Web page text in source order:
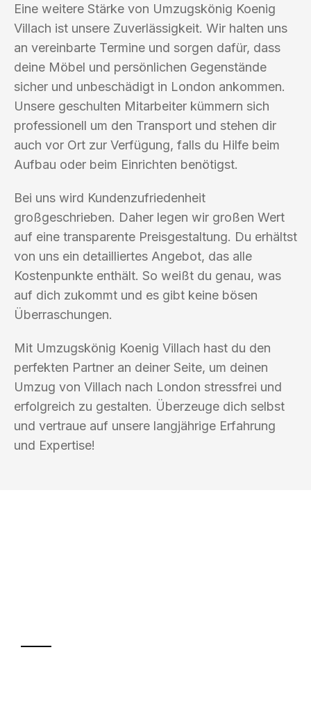
Eine weitere Stärke von Umzugskönig Koenig
Villach ist unsere Zuverlässigkeit. Wir halten uns
an vereinbarte Termine und sorgen dafür, dass
deine Möbel und persönlichen Gegenstände
sicher und unbeschädigt in London ankommen.
Unsere geschulten Mitarbeiter kümmern sich
professionell um den Transport und stehen dir
auch vor Ort zur Verfügung, falls du Hilfe beim
Aufbau oder beim Einrichten benötigst.
Bei uns wird Kundenzufriedenheit
großgeschrieben. Daher legen wir großen Wert
auf eine transparente Preisgestaltung. Du erhältst
von uns ein detailliertes Angebot, das alle
Kostenpunkte enthält. So weißt du genau, was
auf dich zukommt und es gibt keine bösen
Überraschungen.
Mit Umzugskönig Koenig Villach hast du den
perfekten Partner an deiner Seite, um deinen
Umzug von Villach nach London stressfrei und
erfolgreich zu gestalten. Überzeuge dich selbst
und vertraue auf unsere langjährige Erfahrung
und Expertise!